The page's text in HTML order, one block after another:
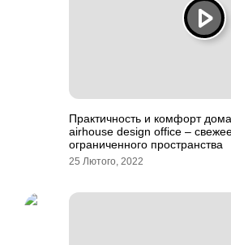
Практичность и комфорт
airhouse design office –
ограниченного пространства
25 Лютого, 2022